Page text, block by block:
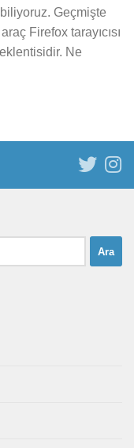
Geçmişte
Firefox tarayıcısı
Ne